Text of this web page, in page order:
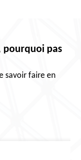
pourquoi pas
savoir faire en